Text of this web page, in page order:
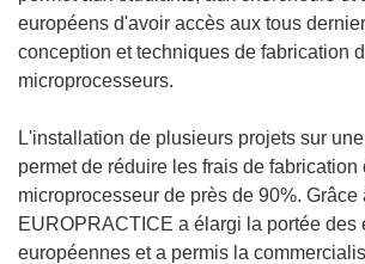
européens d'avoir accès aux tous
conception et techniques de fabrication
microprocesseurs.
L'installation de plusieurs projets sur
permet de réduire les frais de fabrication
microprocesseur de près de 90%. Grâce
EUROPRACTICE a élargi la portée des
européennes et a permis la